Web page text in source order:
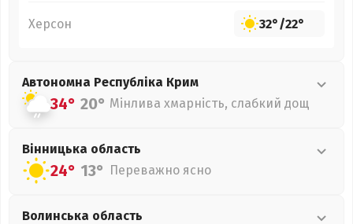
Херсон 32°/22°
Автономна Республіка Крим
34° 20° Мінлива хмарність, слабкий дощ
Вінницька область
24° 13° Переважно ясно
Волинська область